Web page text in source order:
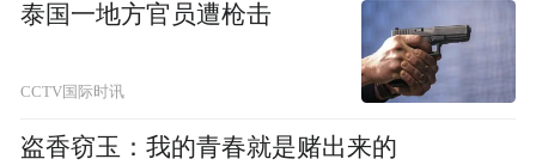
与价值认同。在全球信息语境日益复杂的今
天，这种基于信任与理解的叙事方式，正成
泰国一地方官员遭枪击
CCTV国际时讯
盗香窃玉：我的青春就是赌出来的